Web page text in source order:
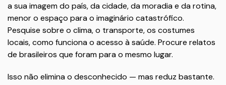
a sua imagem do país, da cidade, da moradia e da rotina,
menor o espaço para o imaginário catastrófico.
Pesquise sobre o clima, o transporte, os costumes
locais, como funciona o acesso à saúde. Procure relatos
de brasileiros que foram para o mesmo lugar.
Isso não elimina o desconhecido — mas reduz bastante.